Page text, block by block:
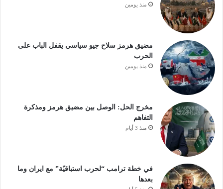
منذ يومين
مضيق هرمز سلاح جيو سياسي يقفل الباب على
الحرب
منذ يومين
مخرج الحل: الوصل بين مضيق هرمز ومذكرة
التفاهم
منذ 3 أيام
في خطة ترامب “لحرب استباقيّة” مع ايران وما
بعدها